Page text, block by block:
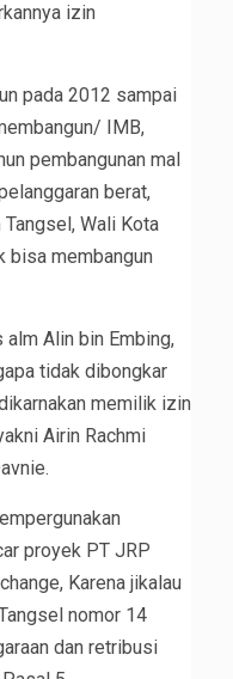
izin
pada 2012 sampai
IMB,
pembangunan mal
berat,
Wali Kota
bisa membangun
alm Alin bin Embing,
tidak dibongkar
memilik izin
Airin Rachmi
proyek PT JRP
Karena jikalau
nomor 14
dan retribusi